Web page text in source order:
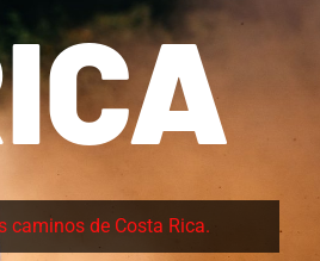
caminos de Costa Rica.